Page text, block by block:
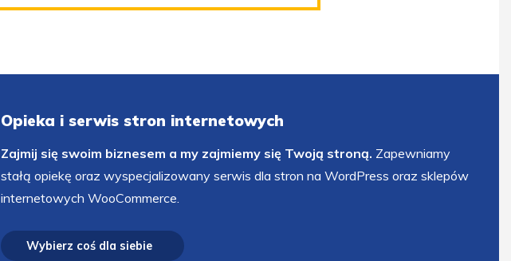
Opieka i serwis stron internetowych
Zajmij się swoim biznesem a my zajmiemy się Twoją stroną. Zapewniamy
stałą opiekę oraz wyspecjalizowany serwis dla stron na WordPress oraz sklepów
internetowych WooCommerce.
Wybierz coś dla siebie